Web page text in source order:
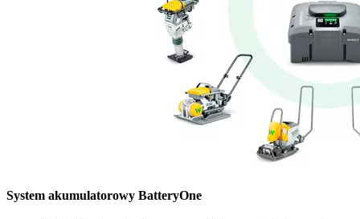
System akumulatorowy BatteryOne